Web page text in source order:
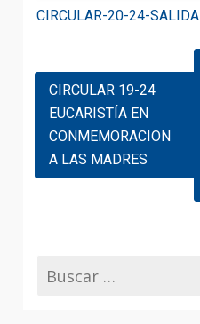
CIRCULAR-20-24-
CIRCULAR 19-24
EUCARISTÍA EN
CONMEMORACION
A LAS MADRES